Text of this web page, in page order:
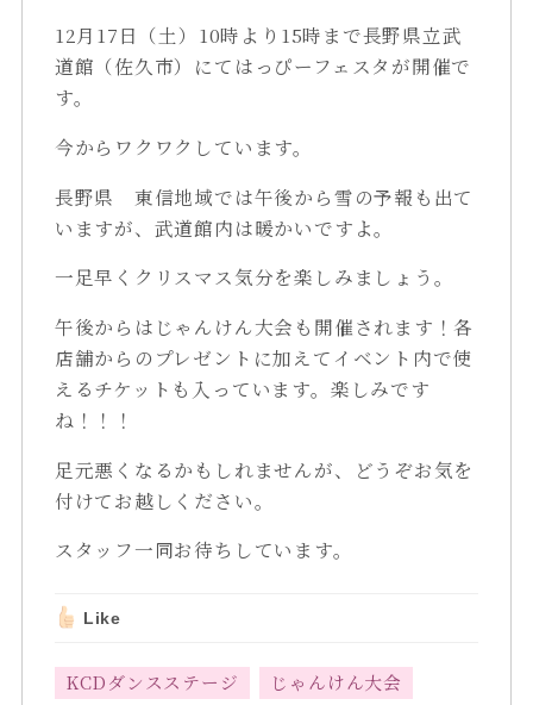
12月17日（土）10時より15時まで長野県立武
道館（佐久市）にてはっぴーフェスタが開催で
す。
今からワクワクしています。
長野県 東信地域では午後から雪の予報も出て
いますが、武道館内は暖かいですよ。
一足早くクリスマス気分を楽しみましょう。
午後からはじゃんけん大会も開催されます！各
店舗からのプレゼントに加えてイベント内で使
えるチケットも入っています。楽しみです
ね！！！
足元悪くなるかもしれませんが、どうぞお気を
付けてお越しください。
スタッフ一同お待ちしています。
Like
KCDダンスステージ
じゃんけん大会